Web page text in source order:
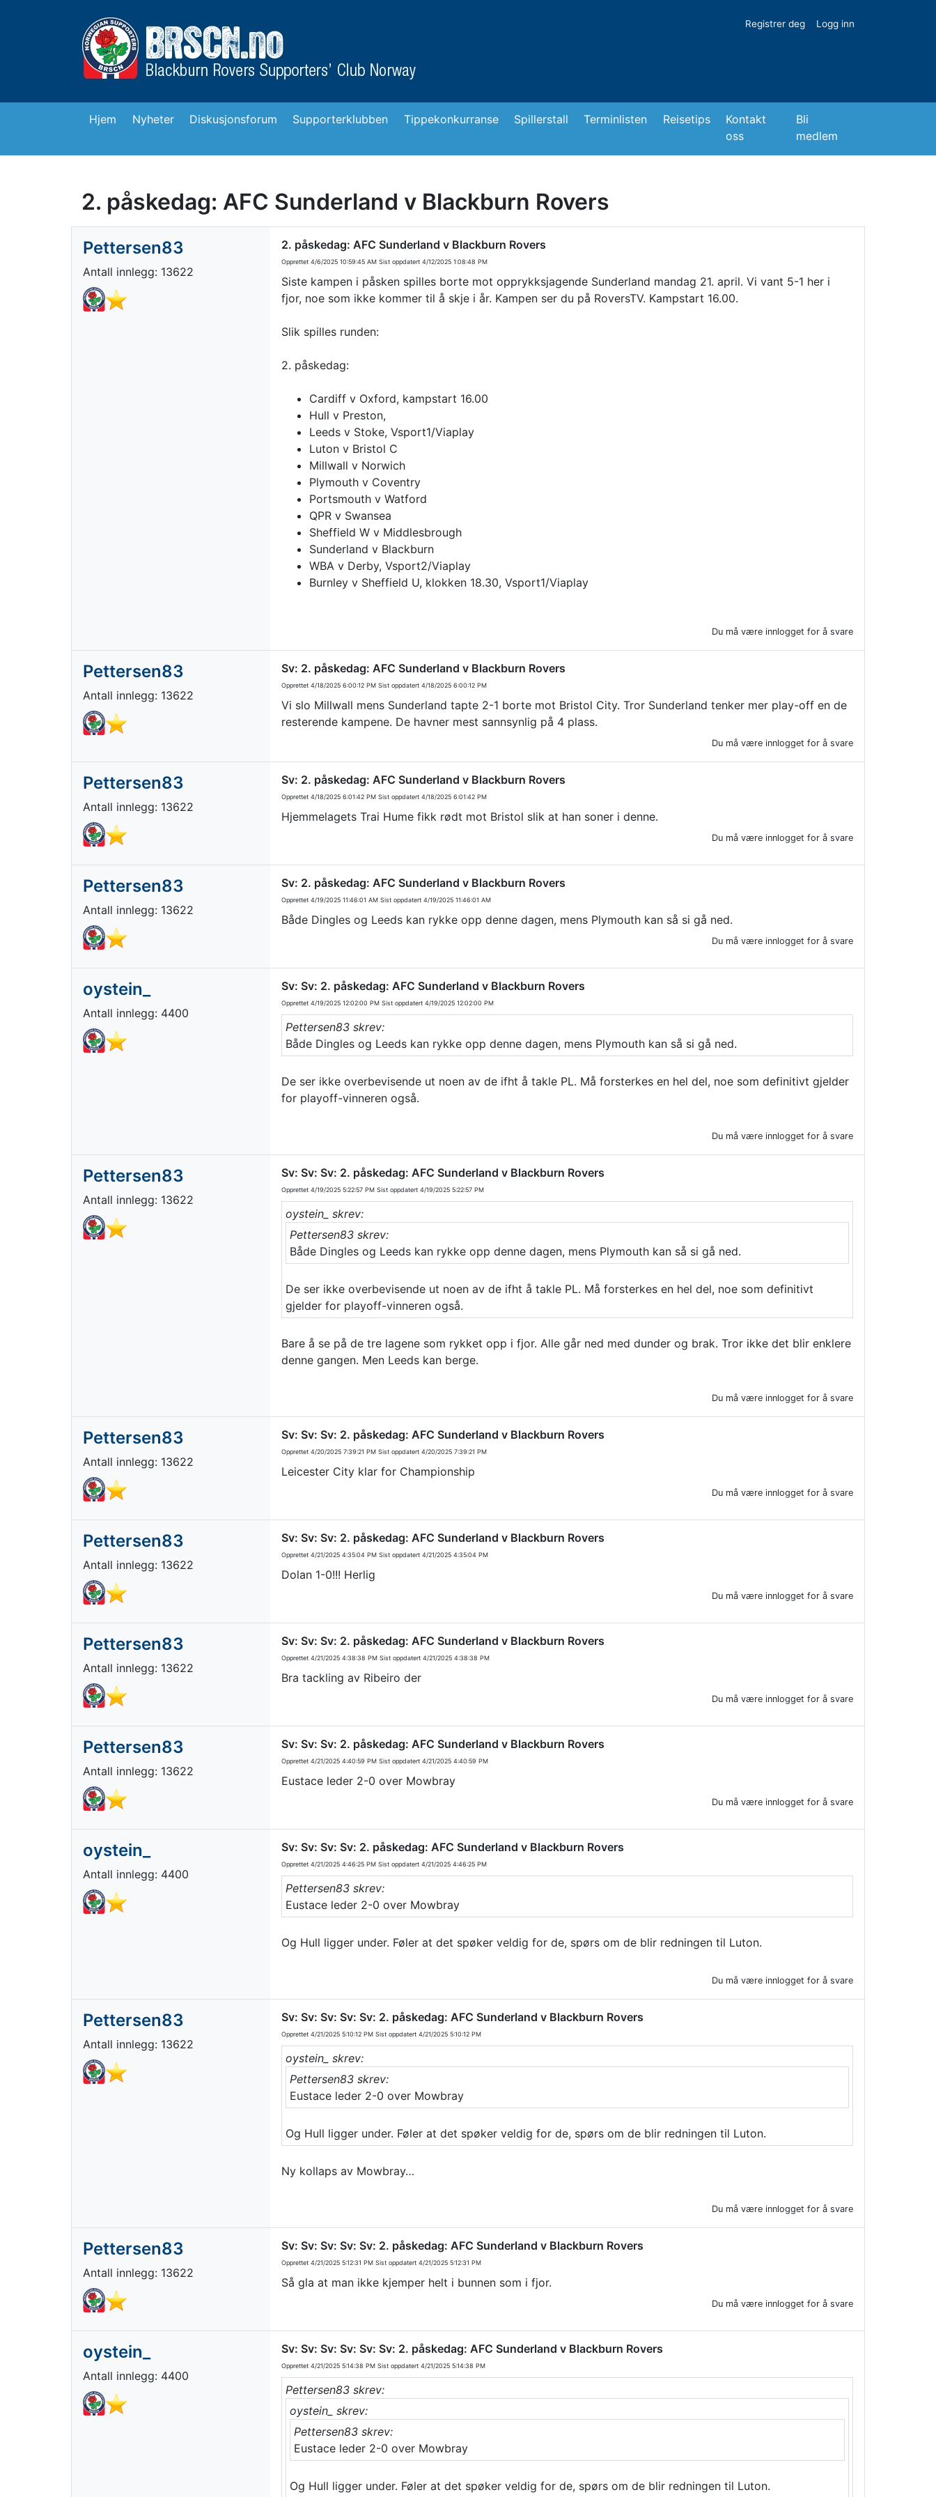
Registrer deg Logg inn
Hjem Nyheter Diskusjonsforum Supporterklubben Tippekonkurranse Spillerstall Terminlisten Reisetips
Kontakt
oss
Bli
medlem
2. påskedag: AFC Sunderland v Blackburn Rovers
Pettersen83
Antall innlegg: 13622
2. påskedag: AFC Sunderland v Blackburn Rovers
Opprettet4/6/2025 10:59:45 AM Sist oppdatert4/12/2025 1:08:48 PM
Siste kampen i påsken spilles borte mot opprykksjagende Sunderland mandag 21. april. Vi vant 5-1 her i
fjor, noe som ikke kommer til å skje i år. Kampen ser du på RoversTV. Kampstart 16.00.
Slik spilles runden:
2. påskedag:
Cardiff v Oxford, kampstart 16.00
Hull v Preston,
Leeds v Stoke, Vsport1/Viaplay
Luton v Bristol C
Millwall v Norwich
Plymouth v Coventry
Portsmouth v Watford
QPR v Swansea
Sheffield W v Middlesbrough
Sunderland v Blackburn
WBA v Derby, Vsport2/Viaplay
Burnley v Sheffield U, klokken 18.30, Vsport1/Viaplay
Du må være innlogget for å svare
Pettersen83
Antall innlegg: 13622
Sv: 2. påskedag: AFC Sunderland v Blackburn Rovers
Opprettet4/18/2025 6:00:12 PM Sist oppdatert4/18/2025 6:00:12 PM
Vi slo Millwall mens Sunderland tapte 2-1 borte mot Bristol City. Tror Sunderland tenker mer play-off en de
resterende kampene. De havner mest sannsynlig på 4 plass.
Du må være innlogget for å svare
Pettersen83
Antall innlegg: 13622
Sv: 2. påskedag: AFC Sunderland v Blackburn Rovers
Opprettet4/18/2025 6:01:42 PM Sist oppdatert4/18/2025 6:01:42 PM
Hjemmelagets Trai Hume fikk rødt mot Bristol slik at han soner i denne.
Du må være innlogget for å svare
Pettersen83
Antall innlegg: 13622
Sv: 2. påskedag: AFC Sunderland v Blackburn Rovers
Opprettet4/19/2025 11:46:01 AM Sist oppdatert4/19/2025 11:46:01 AM
Både Dingles og Leeds kan rykke opp denne dagen, mens Plymouth kan så si gå ned.
Du må være innlogget for å svare
oystein_
Antall innlegg: 4400
Sv: Sv: 2. påskedag: AFC Sunderland v Blackburn Rovers
Opprettet4/19/2025 12:02:00 PM Sist oppdatert4/19/2025 12:02:00 PM
Pettersen83 skrev:
Både Dingles og Leeds kan rykke opp denne dagen, mens Plymouth kan så si gå ned.
De ser ikke overbevisende ut noen av de ifht å takle PL. Må forsterkes en hel del, noe som definitivt gjelder
for playoff-vinneren også.
Du må være innlogget for å svare
Pettersen83
Antall innlegg: 13622
Sv: Sv: Sv: 2. påskedag: AFC Sunderland v Blackburn Rovers
Opprettet4/19/2025 5:22:57 PM Sist oppdatert4/19/2025 5:22:57 PM
oystein_ skrev:
Pettersen83 skrev:
Både Dingles og Leeds kan rykke opp denne dagen, mens Plymouth kan så si gå ned.
De ser ikke overbevisende ut noen av de ifht å takle PL. Må forsterkes en hel del, noe som definitivt
gjelder for playoff-vinneren også.
Bare å se på de tre lagene som rykket opp i fjor. Alle går ned med dunder og brak. Tror ikke det blir enklere
denne gangen. Men Leeds kan berge.
Du må være innlogget for å svare
Pettersen83
Antall innlegg: 13622
Sv: Sv: Sv: 2. påskedag: AFC Sunderland v Blackburn Rovers
Opprettet4/20/2025 7:39:21 PM Sist oppdatert4/20/2025 7:39:21 PM
Leicester City klar for Championship
Du må være innlogget for å svare
Pettersen83
Antall innlegg: 13622
Sv: Sv: Sv: 2. påskedag: AFC Sunderland v Blackburn Rovers
Opprettet4/21/2025 4:35:04 PM Sist oppdatert4/21/2025 4:35:04 PM
Dolan 1-0!!! Herlig
Du må være innlogget for å svare
Pettersen83
Antall innlegg: 13622
Sv: Sv: Sv: 2. påskedag: AFC Sunderland v Blackburn Rovers
Opprettet4/21/2025 4:38:38 PM Sist oppdatert4/21/2025 4:38:38 PM
Bra tackling av Ribeiro der
Du må være innlogget for å svare
Pettersen83
Antall innlegg: 13622
Sv: Sv: Sv: 2. påskedag: AFC Sunderland v Blackburn Rovers
Opprettet4/21/2025 4:40:59 PM Sist oppdatert4/21/2025 4:40:59 PM
Eustace leder 2-0 over Mowbray
Du må være innlogget for å svare
oystein_
Antall innlegg: 4400
Sv: Sv: Sv: Sv: 2. påskedag: AFC Sunderland v Blackburn Rovers
Opprettet4/21/2025 4:46:25 PM Sist oppdatert4/21/2025 4:46:25 PM
Pettersen83 skrev:
Eustace leder 2-0 over Mowbray
Og Hull ligger under. Føler at det spøker veldig for de, spørs om de blir redningen til Luton.
Du må være innlogget for å svare
Pettersen83
Antall innlegg: 13622
Sv: Sv: Sv: Sv: Sv: 2. påskedag: AFC Sunderland v Blackburn Rovers
Opprettet4/21/2025 5:10:12 PM Sist oppdatert4/21/2025 5:10:12 PM
oystein_ skrev:
Pettersen83 skrev:
Eustace leder 2-0 over Mowbray
Og Hull ligger under. Føler at det spøker veldig for de, spørs om de blir redningen til Luton.
Ny kollaps av Mowbray…
Du må være innlogget for å svare
Pettersen83
Antall innlegg: 13622
Sv: Sv: Sv: Sv: Sv: 2. påskedag: AFC Sunderland v Blackburn Rovers
Opprettet4/21/2025 5:12:31 PM Sist oppdatert4/21/2025 5:12:31 PM
Så gla at man ikke kjemper helt i bunnen som i fjor.
Du må være innlogget for å svare
oystein_
Antall innlegg: 4400
Sv: Sv: Sv: Sv: Sv: Sv: 2. påskedag: AFC Sunderland v Blackburn Rovers
Opprettet4/21/2025 5:14:38 PM Sist oppdatert4/21/2025 5:14:38 PM
Pettersen83 skrev:
oystein_ skrev:
Pettersen83 skrev:
Eustace leder 2-0 over Mowbray
Og Hull ligger under. Føler at det spøker veldig for de, spørs om de blir redningen til Luton.